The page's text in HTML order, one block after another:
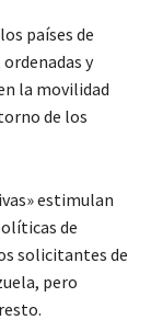
países de
y
la movilidad
de los
estimulan
de
solicitantes de
pero